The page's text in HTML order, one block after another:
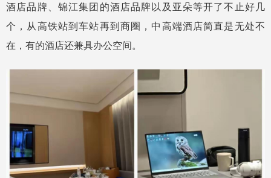
酒店品牌、锦江集团的酒店品牌以及亚朵等开了不止好几
个，从高铁站到车站再到商圈，中高端酒店简直是无处不
在，有的酒店还兼具办公空间。